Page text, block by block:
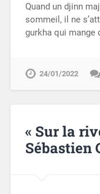
Quand un djinn
sommeil, il ne
gurkha qui mange
24/01/2022
« Sur la
Sébastien